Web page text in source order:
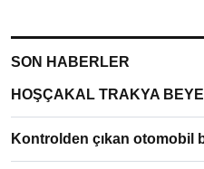
SON HABERLER
HOŞÇAKAL TRAKYA
Kontrolden çıkan otomobil